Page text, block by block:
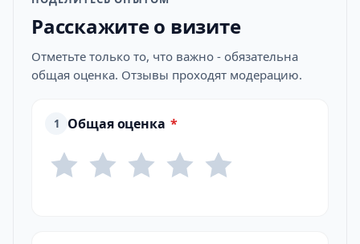
Расскажите о визите
Отметьте только то, что важно - обязательна
общая оценка. Отзывы проходят модерацию.
1 Общая оценка *